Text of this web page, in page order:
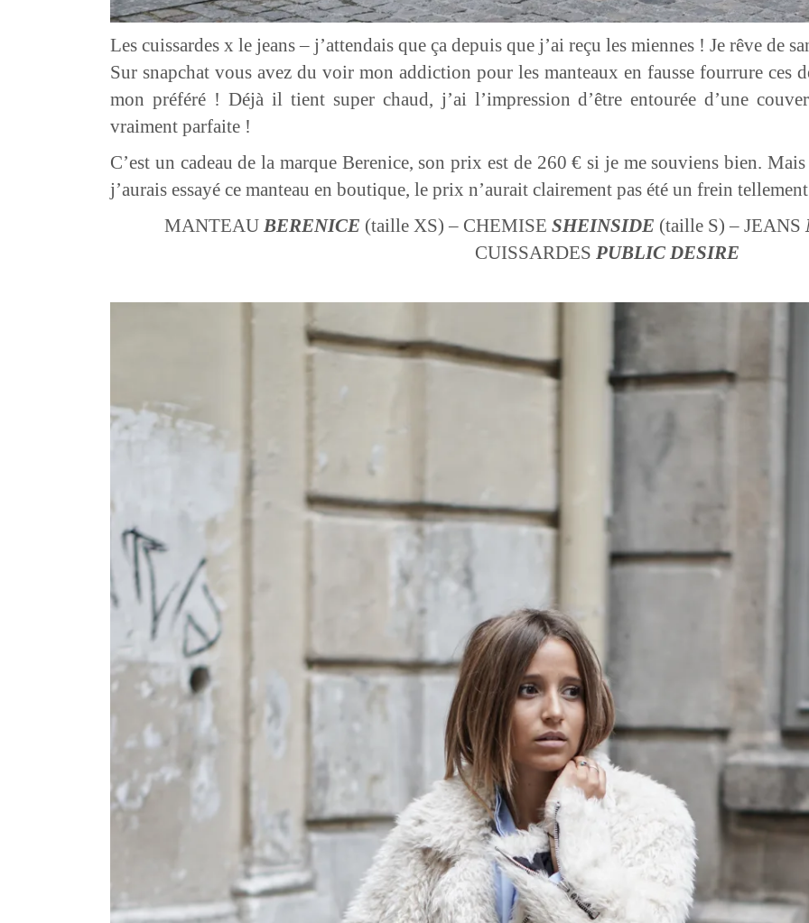
Les cuissardes x le jeans – j’attendais que ça depuis que j’ai reçu les miennes ! Je rêve de
Sur snapchat vous avez du voir mon addiction pour les manteaux en fausse fourrure ces
mon préféré ! Déjà il tient super chaud, j’ai l’impression d’être entourée d’une
vraiment parfaite !
C’est un cadeau de la marque Berenice, son prix est de 260 € si je me souviens bien.
j’aurais essayé ce manteau en boutique, le prix n’aurait clairement pas été un frein
MANTEAU BERENICE (taille XS) – CHEMISE SHEINSIDE (taille S) – JEANS
CUISSARDES PUBLIC DESIRE